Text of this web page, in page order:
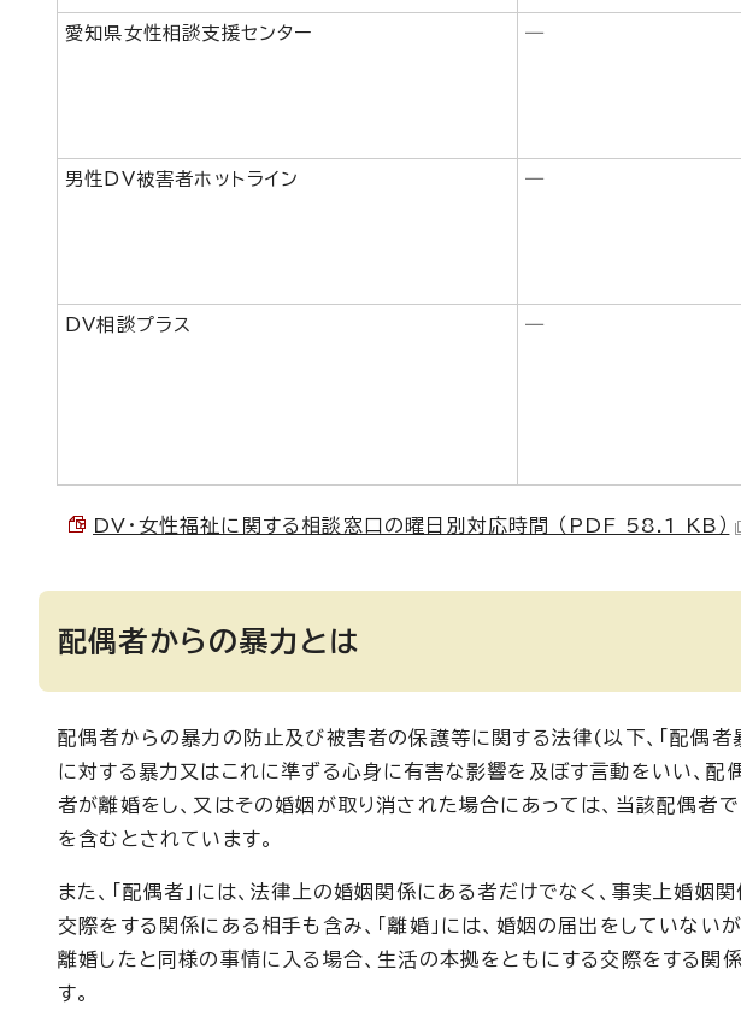
愛知県女性相談支援センター ―
男性DV被害者ホットライン ―
DV相談プラス ―
DV・女性福祉に関する相談窓口の曜日別対応時間 （PDF 58.1 KB）
配偶者からの暴力とは
配偶者からの暴力の防止及び被害者の保護等に関する法律(以下、「配偶者
に対する暴力又はこれに準ずる心身に有害な影響を及ぼす言動をいい、配
者が離婚をし、又はその婚姻が取り消された場合にあっては、当該配偶者
を含むとされています。
また、「配偶者」には、法律上の婚姻関係にある者だけでなく、事実上婚姻
交際をする関係にある相手も含み、「離婚」には、婚姻の届出をしていな
離婚したと同様の事情に入る場合、生活の本拠をともにする交際をする関
す。